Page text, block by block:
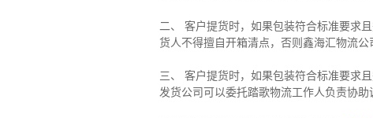
二、 客户提货时，如果包装符合标准要求
货人不得擅自开箱清点，否则鑫海汇物流公
三、 客户提货时，如果包装符合标准要求
发货公司可以委托踏歌物流工作人负责协